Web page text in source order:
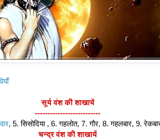
सूर्य वंश की शाखायें
--------------------------
, 5. सिसोदिया , 6. गहलोत, 7. गौर, 8. गहलबार, 9.
चन्द्र वंश की शाखायें